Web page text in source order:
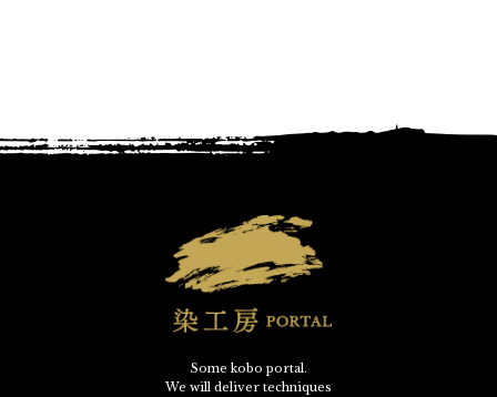
Some kobo portal.
We will deliver techniques